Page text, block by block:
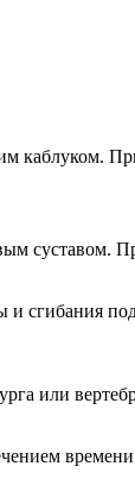
каблуком.
суставом.
сгибания
или
времени